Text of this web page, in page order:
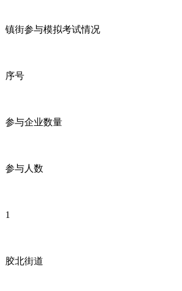
镇街参与模拟考试情况
序号
参与企业数量
参与人数
1
胶北街道